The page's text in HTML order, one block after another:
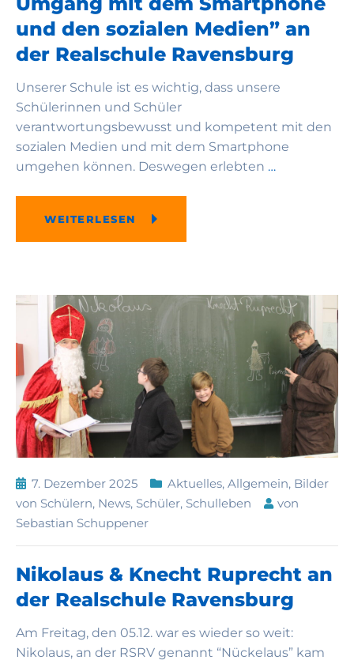
und den sozialen Medien” an
der Realschule Ravensburg
Unserer Schule ist es wichtig, dass unsere
Schülerinnen und Schüler
verantwortungsbewusst und kompetent mit den
sozialen Medien und mit dem Smartphone
umgehen können. Deswegen erlebten …
WEITERLESEN
7. Dezember 2025 Aktuelles, Allgemein, Bilder
von Schülern, News, Schüler, Schulleben
von
Sebastian Schuppener
Nikolaus & Knecht Ruprecht an
der Realschule Ravensburg
Am Freitag, den 05.12. war es wieder so weit:
Nikolaus, an der RSRV genannt “Nückelaus” kam